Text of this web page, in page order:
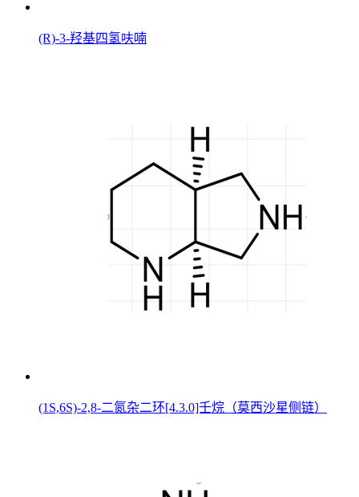
(R)-3-羟基四氢呋喃
(1S,6S)-2,8-二氮杂二环[4.3.0]壬烷（莫西沙星侧链）